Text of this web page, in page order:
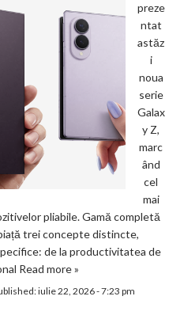
preze
ntat
astăz
i
noua
serie
Galax
y Z,
marc
ând
cel
mai
pliabile. Gamă completă
trei concepte distincte,
de la productivitatea de
Read more »
iulie 22, 2026 - 7:23 pm